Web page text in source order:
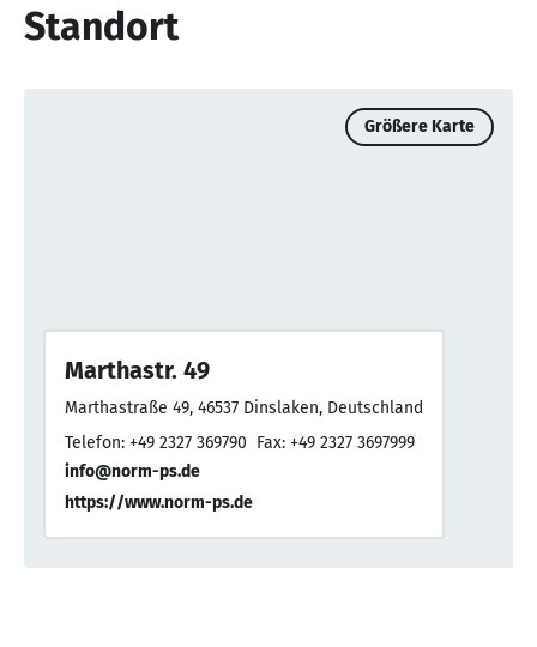
Standort
Größere Karte
Marthastr. 49
Marthastraße 49, 46537 Dinslaken, Deutschland
Telefon: +49 2327 369790 Fax: +49 2327 3697999
info@norm-ps.de
https://www.norm-ps.de